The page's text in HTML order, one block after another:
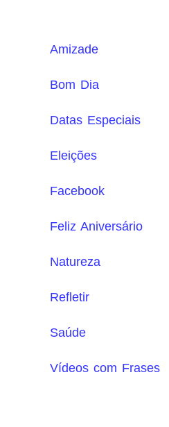
Amizade
Bom Dia
Datas Especiais
Eleições
Facebook
Feliz Aniversário
Natureza
Refletir
Saúde
Vídeos com Frases